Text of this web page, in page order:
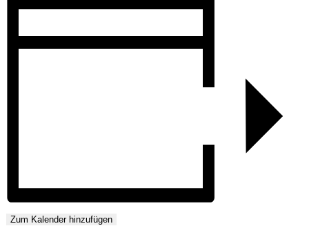
Zum Kalender hinzufügen